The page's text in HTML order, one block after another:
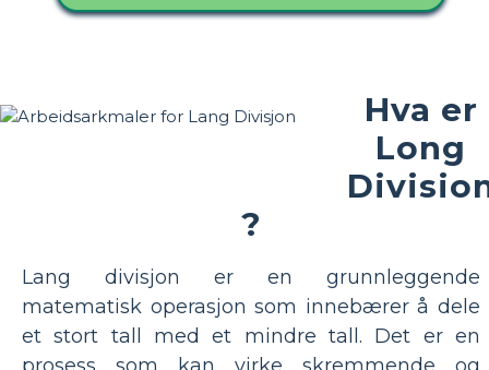
Hva er
Long
?
Lang divisjon er en grunnleggende
matematisk operasjon som innebærer å dele
et stort tall med et mindre tall. Det er en